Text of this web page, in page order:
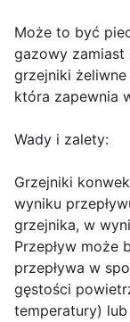
Może to być
gazowy zamiast
grzejniki
która zapewnia
Wady i zalety:
Grzejniki
wyniku
grzejnika, w
Przepływ
przepływa w
gęstości
temperatury)